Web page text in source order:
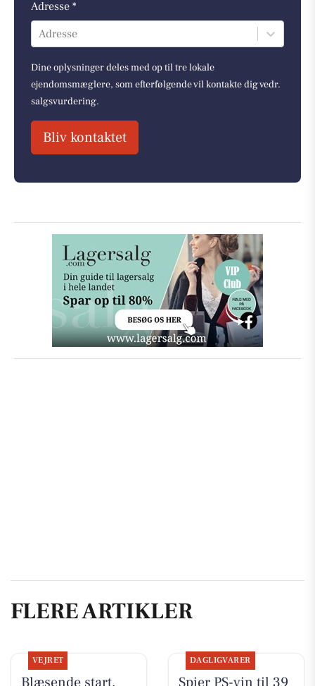
Adresse *
Adresse
Dine oplysninger deles med op til tre lokale
ejendomsmæglere, som efterfølgende vil kontakte dig vedr.
salgsvurdering.
Bliv kontaktet
FLERE ARTIKLER
VEJRET DAGLIGVARER